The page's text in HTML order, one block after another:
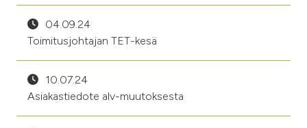
04.09.24
Toimitusjohtajan TET-kesä
10.07.24
Asiakastiedote alv-muutoksesta